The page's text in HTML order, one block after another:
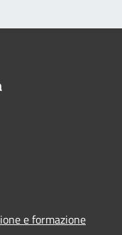
e formazione